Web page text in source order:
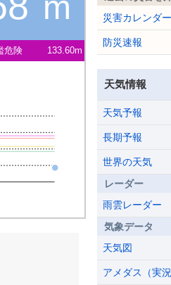
危険 133.60m
災害カレンダー
防災速報
天気情報
天気予報
長期予報
世界の天気
レーダー
雨雲レーダー
気象データ
天気図
アメダス（実況